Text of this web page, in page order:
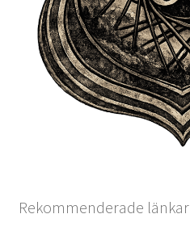
Rekommenderade länkar